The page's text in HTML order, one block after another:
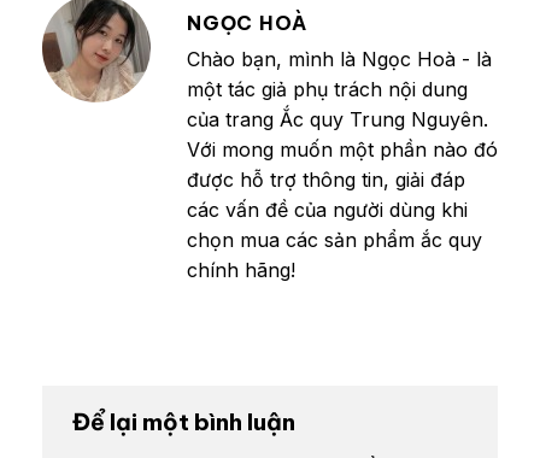
NGỌC HOÀ
Chào bạn, mình là Ngọc Hoà - là
một tác giả phụ trách nội dung
của trang Ắc quy Trung Nguyên.
Với mong muốn một phần nào đó
được hỗ trợ thông tin, giải đáp
các vấn đề của người dùng khi
chọn mua các sản phẩm ắc quy
chính hãng!
Để lại một bình luận